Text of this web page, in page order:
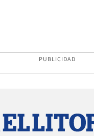
PUBLICIDAD